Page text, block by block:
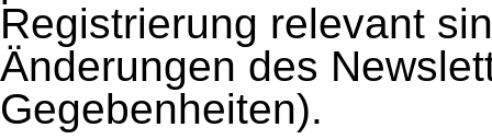
Registrierung relevant
Änderungen des
Gegebenheiten).